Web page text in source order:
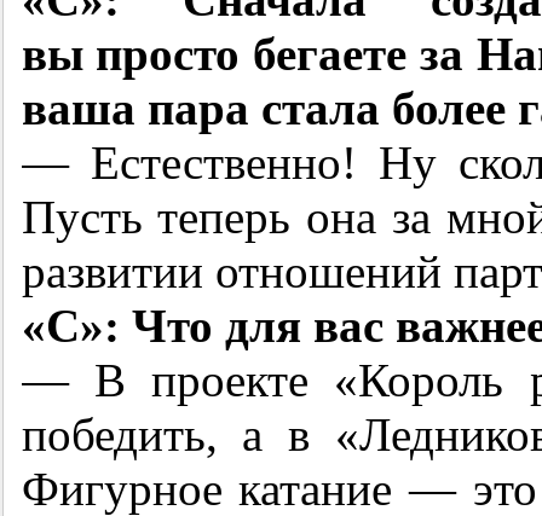
вы просто бегаете за
ваша пара стала
— Естественно! Ну
Пусть теперь она за
развитии отношений
«С»: Что для вас
— В проекте «Король
победить, а в
Фигурное катание —